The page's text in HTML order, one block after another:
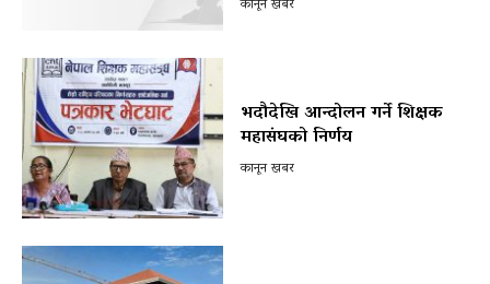
कानून खबर
भदौदेखि आन्दोलन गर्ने शिक्षक
महासंघको निर्णय
कानून खबर